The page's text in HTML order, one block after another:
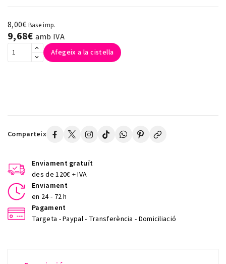
8,00€ Base imp.
9,68€ amb IVA
Afegeix a la cistella
Comparteix
Enviament gratuït
des de 120€ + IVA
Enviament
en 24 - 72 h
Pagament
Targeta - Paypal - Transferència - Domiciliació